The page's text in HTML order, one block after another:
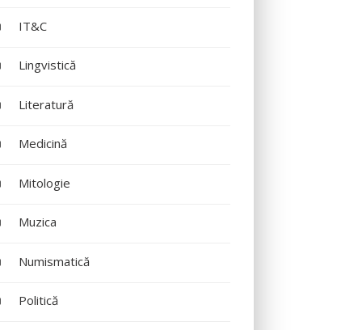
IT&C
Lingvistică
Literatură
Medicină
Mitologie
Muzica
Numismatică
Politică